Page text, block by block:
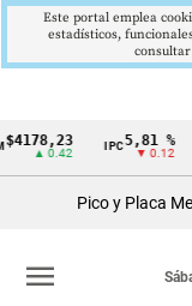
Cintillo
Colombia
IPC 5,81 %
▼ 0.12
DTF
Pico y Placa
menu
Este portal emplea
estadísticos,